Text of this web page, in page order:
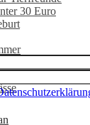
30 Euro